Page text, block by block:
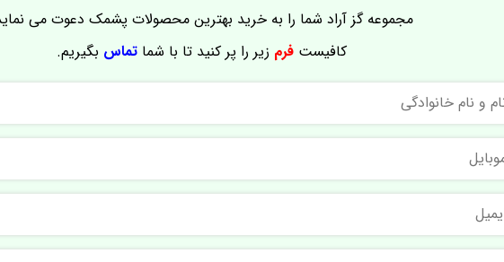
مجموعه گز آراد شما را به خرید بهترین محصولات پشمک دعوت می
کافیستفرم زیر را پر کنید تا با شماتماس بگیریم.
و
نام
خانوادگی
موبایل
ایمیل